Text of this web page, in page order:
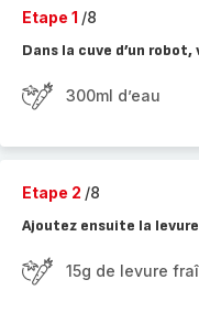
Etape 1 /8
Dans la cuve d’un robot,
300ml d’eau
Etape 2 /8
Ajoutez ensuite la
15g de levure